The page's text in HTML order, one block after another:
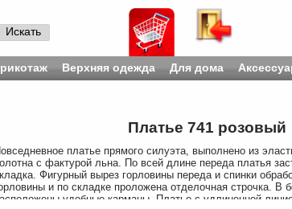
Искать
Верхняя одежда Для дома
Платье 741 розовый
платье прямого силуэта, выполнено из
с фактурой льна. По всей длине переда платья
Фигурный вырез горловины переда и спинки
и по складке проложена отделочная строчка. В
удобные карманы. Платье с удлиненной